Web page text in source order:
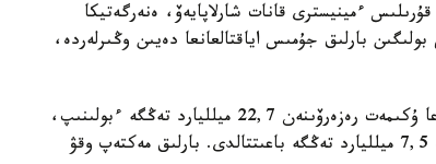
ءمينيسترى قانات شارلاپايەۆ، ەنەرگەتيكا
بارلىق جۇمىس اياقتالعانعا دەيىن وڭىرلەردە،
• جەرگىلىكتى جولداردى جوندەۋگە جانە رەكونسترۋكتسيالاۋعا ۇكىمەت رەزەرۆىنەن 22,7 ميلليارد تەڭگە ءبولىنىپ،
زارداپ شەككەن وڭىرلەردەگى مەكتەپتەردى قالپىنا كەلتىرۋگە 7,5 ميلليارد تەڭگە باعىتتالدى. بارلىق مەكتەپ وقۋ